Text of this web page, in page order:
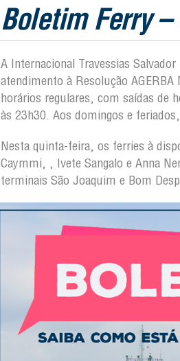
Boletim Ferry
A Internacional Travessias
atendimento à Resolução
horários regulares, com saídas de
às 23h30. Aos domingos e
Nesta quinta-feira, os ferries à
Caymmi, , Ivete Sangalo e Anna
terminais São Joaquim e Bom